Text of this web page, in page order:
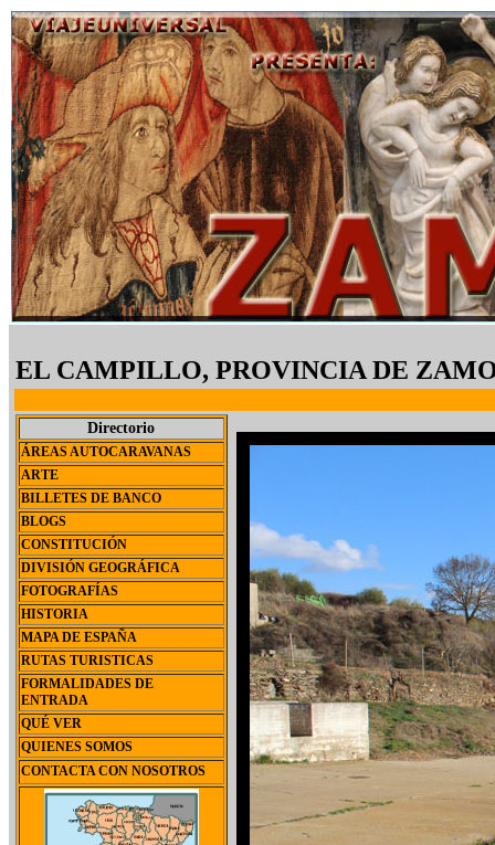
EL CAMPILLO, PROVINCIA DE
Directorio
ÁREAS AUTOCARAVANAS
ARTE
BILLETES DE BANCO
BLOGS
CONSTITUCIÓN
DIVISIÓN GEOGRÁFICA
FOTOGRAFÍAS
HISTORIA
MAPA DE ESPAÑA
RUTAS TURISTICAS
FORMALIDADES DE
ENTRADA
QUÉ VER
QUIENES SOMOS
CONTACTA CON NOSOTROS